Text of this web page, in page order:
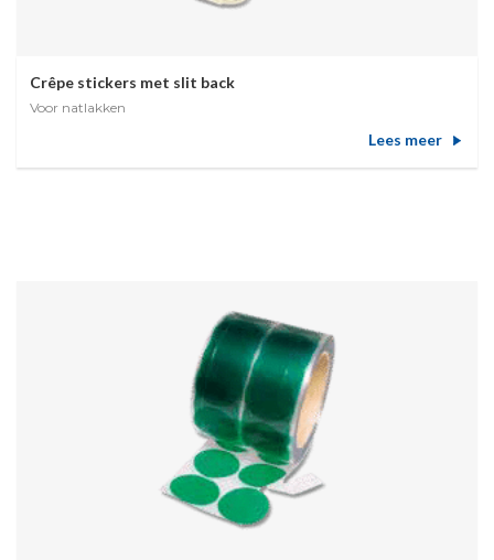
Crêpe stickers met slit back
Voor natlakken
Lees meer